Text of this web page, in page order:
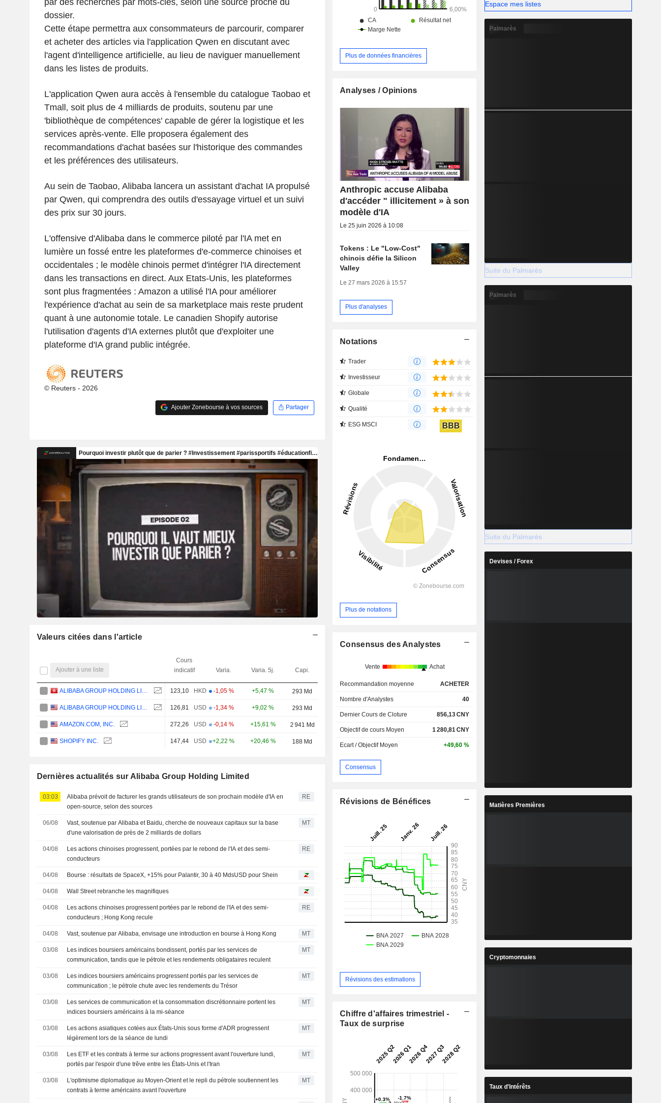
dossier.
Cette étape permettra aux consommateurs de parcourir, comparer
et acheter des articles via l'application Qwen en discutant avec
l'agent d'intelligence artificielle, au lieu de naviguer manuellement
dans les listes de produits.
L'application Qwen aura accès à l'ensemble du catalogue Taobao et
Tmall, soit plus de 4 milliards de produits, soutenu par une
'bibliothèque de compétences' capable de gérer la logistique et les
services après-vente. Elle proposera également des
recommandations d'achat basées sur l'historique des commandes
et les préférences des utilisateurs.
Au sein de Taobao, Alibaba lancera un assistant d'achat IA propulsé
par Qwen, qui comprendra des outils d'essayage virtuel et un suivi
des prix sur 30 jours.
L'offensive d'Alibaba dans le commerce piloté par l'IA met en
lumière un fossé entre les plateformes d'e-commerce chinoises et
occidentales ; le modèle chinois permet d'intégrer l'IA directement
dans les transactions en direct. Aux Etats-Unis, les plateformes
sont plus fragmentées : Amazon a utilisé l'IA pour améliorer
l'expérience d'achat au sein de sa marketplace mais reste prudent
quant à une autonomie totale. Le canadien Shopify autorise
l'utilisation d'agents d'IA externes plutôt que d'exploiter une
plateforme d'IA grand public intégrée.
© Reuters - 2026
Ajouter Zonebourse à vos sources Partager
Valeurs citées dans l'article
Ajouter à une liste
Cours
indicatif
Varia. Varia. 5j. Capi.
123,10 HKD -1,05 % +5,47 % 293 Md
126,81 USD -1,34 % +9,02 % 293 Md
AMAZON.COM, INC. 272,26 USD -0,14 % +15,61 % 2 941 Md
SHOPIFY INC. 147,44 USD +2,22 % +20,46 % 188 Md
Dernières actualités sur Alibaba Group Holding Limited
03:03
Alibaba prévoit de facturer les grands utilisateurs de son prochain modèle d'IA en
open-source, selon des sources
RE
06/08
Vast, soutenue par Alibaba et Baidu, cherche de nouveaux capitaux sur la base
d'une valorisation de près de 2 milliards de dollars
MT
04/08
Les actions chinoises progressent, portées par le rebond de l'IA et des semi-
conducteurs
RE
04/08 Bourse : résultats de SpaceX, +15% pour Palantir, 30 à 40 MdsUSD pour Shein
04/08 Wall Street rebranche les magnifiques
04/08
Les actions chinoises progressent portées par le rebond de l'IA et des semi-
conducteurs ; Hong Kong recule
RE
04/08 Vast, soutenue par Alibaba, envisage une introduction en bourse à Hong Kong MT
03/08
Les indices boursiers américains bondissent, portés par les services de
communication, tandis que le pétrole et les rendements obligataires reculent
MT
03/08
Les indices boursiers américains progressent portés par les services de
communication ; le pétrole chute avec les rendements du Trésor
MT
03/08
Les services de communication et la consommation discrétionnaire portent les
indices boursiers américains à la mi-séance
MT
03/08
Les actions asiatiques cotées aux États-Unis sous forme d'ADR progressent
légèrement lors de la séance de lundi
MT
03/08
Les ETF et les contrats à terme sur actions progressent avant l'ouverture lundi,
portés par l'espoir d'une trêve entre les États-Unis et l'Iran
MT
03/08
L'optimisme diplomatique au Moyen-Orient et le repli du pétrole soutiennent les
contrats à terme américains avant l'ouverture
MT
Plus de données financières
Analyses / Opinions
Anthropic accuse Alibaba
d'accéder " illicitement » à son
modèle d'IA
Le 25 juin 2026 à 10:08
Tokens : Le "Low-Cost"
chinois défie la Silicon
Valley
Le 27 mars 2026 à 15:57
Plus d'analyses
Notations
Trader
Investisseur
Globale
Qualité
ESG MSCI BBB
Plus de notations
Consensus des Analystes
Vente Achat
Recommandation moyenne ACHETER
Nombre d'Analystes 40
Dernier Cours de Cloture 856,13CNY
Objectif de cours Moyen 1 280,81CNY
Ecart / Objectif Moyen +49,60 %
Consensus
Révisions de Bénéfices
Révisions des estimations
Chiffre d'affaires trimestriel -
Taux de surprise
Espace mes listes
Palmarès
Suite du Palmarès
Palmarès
Suite du Palmarès
Devises / Forex
Matières Premières
Cryptomonnaies
Taux d'Intérêts